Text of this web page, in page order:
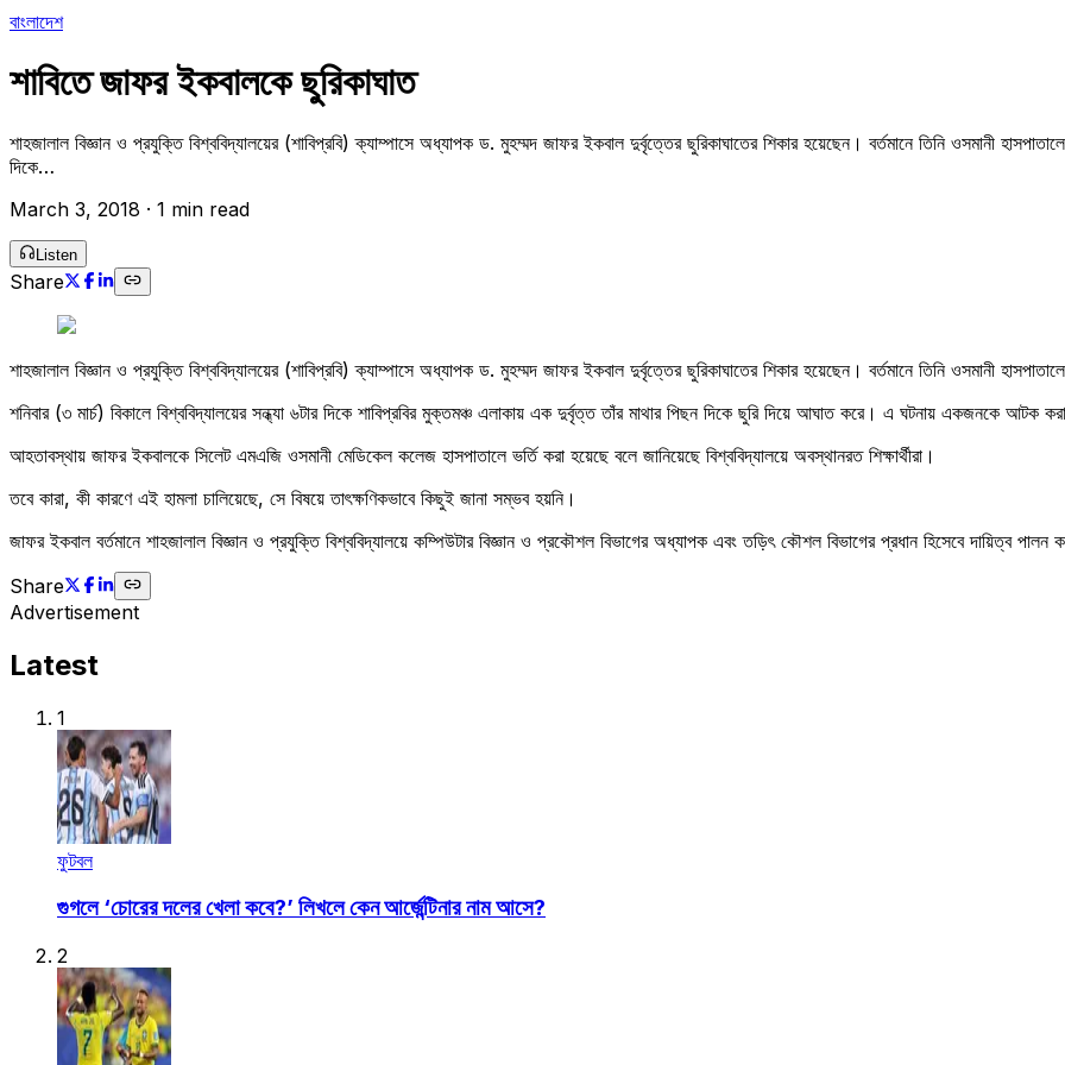
বাংলাদেশ
শাবিতে জাফর ইকবালকে ছুরিকাঘাত
শাহজালাল বিজ্ঞান ও প্রযুক্তি বিশ্ববিদ্যালয়ের (শাবিপ্রবি) ক্যাম্পাসে অধ্যাপক ড. মুহম্মদ জাফর ইকবাল দুর্বৃত্তের ছুরিকাঘাতের শিকার হয়েছেন। বর্তমানে তিনি ওসমানী
দিকে…
March 3, 2018 · 1 min read
Listen
Share
শাহজালাল বিজ্ঞান ও প্রযুক্তি বিশ্ববিদ্যালয়ের (শাবিপ্রবি) ক্যাম্পাসে অধ্যাপক ড. মুহম্মদ জাফর ইকবাল দুর্বৃত্তের ছুরিকাঘাতের শিকার হয়েছেন। বর্তমানে তিনি ওসমানী
শনিবার (৩ মার্চ) বিকালে বিশ্ববিদ্যালয়ের সন্ধ্যা ৬টার দিকে শাবিপ্রবির মুক্তমঞ্চ এলাকায় এক দুর্বৃত্ত তাঁর মাথার পিছন দিকে ছুরি দিয়ে আঘাত করে। এ ঘটনায় একজনকে আটক
আহতাবস্থায় জাফর ইকবালকে সিলেট এমএজি ওসমানী মেডিকেল কলেজ হাসপাতালে ভর্তি করা হয়েছে বলে জানিয়েছে বিশ্ববিদ্যালয়ে অবস্থানরত শিক্ষার্থীরা।
তবে কারা, কী কারণে এই হামলা চালিয়েছে, সে বিষয়ে তাৎক্ষণিকভাবে কিছুই জানা সম্ভব হয়নি।
জাফর ইকবাল বর্তমানে শাহজালাল বিজ্ঞান ও প্রযুক্তি বিশ্ববিদ্যালয়ে কম্পিউটার বিজ্ঞান ও প্রকৌশল বিভাগের অধ্যাপক এবং তড়িৎ কৌশল বিভাগের প্রধান হিসেবে দায়িত্ব পালন
Share
Advertisement
Latest
1
ফুটবল
গুগলে ‘চোরের দলের খেলা কবে?’ লিখলে কেন আর্জেন্টিনার নাম আসে?
2